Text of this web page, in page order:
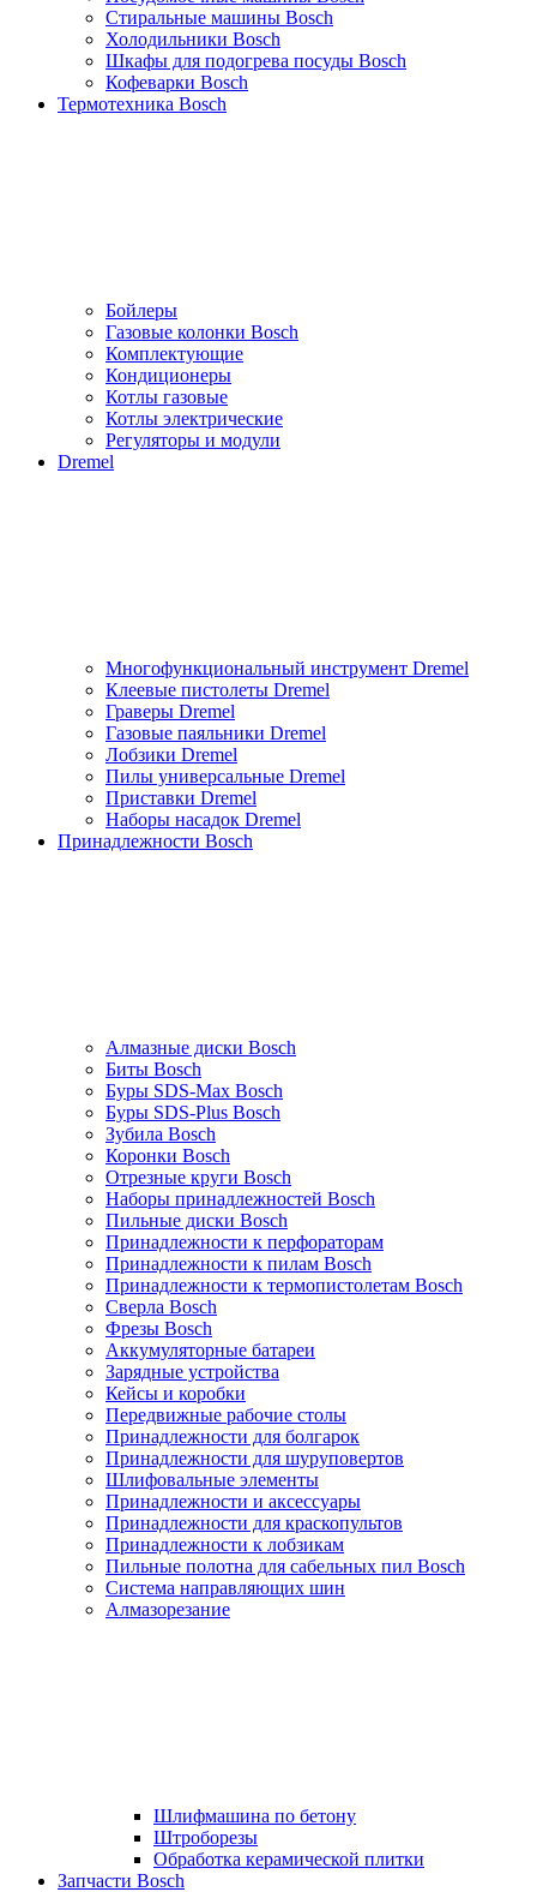
Стиральные машины Bosch
Холодильники Bosch
Шкафы для подогрева посуды Bosch
Кофеварки Bosch
Термотехника Bosch
Бойлеры
Газовые колонки Bosch
Комплектующие
Кондиционеры
Котлы газовые
Котлы электрические
Регуляторы и модули
Dremel
Многофункциональный инструмент Dremel
Клеевые пистолеты Dremel
Граверы Dremel
Газовые паяльники Dremel
Лобзики Dremel
Пилы универсальные Dremel
Приставки Dremel
Наборы насадок Dremel
Принадлежности Bosch
Алмазные диски Bosch
Биты Bosch
Буры SDS-Max Bosch
Буры SDS-Plus Bosch
Зубила Bosch
Коронки Bosch
Отрезные круги Bosch
Наборы принадлежностей Bosch
Пильные диски Bosch
Принадлежности к перфораторам
Принадлежности к пилам Bosch
Принадлежности к термопистолетам Bosch
Сверла Bosch
Фрезы Bosch
Аккумуляторные батареи
Зарядные устройства
Кейсы и коробки
Передвижные рабочие столы
Принадлежности для болгарок
Принадлежности для шуруповертов
Шлифовальные элементы
Принадлежности и аксессуары
Принадлежности для краскопультов
Принадлежности к лобзикам
Пильные полотна для сабельных пил Bosch
Система направляющих шин
Алмазорезание
Шлифмашина по бетону
Штроборезы
Обработка керамической плитки
Запчасти Bosch